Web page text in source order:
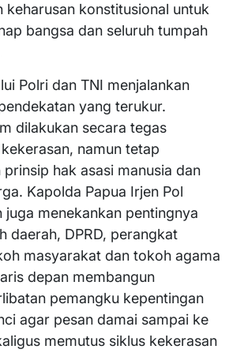
keharusan konstitusional untuk
bangsa dan seluruh tumpah
Polri dan TNI menjalankan
yang terukur.
dilakukan secara tegas
namun tetap
hak asasi manusia dan
Kapolda Papua Irjen Pol
juga menekankan pentingnya
daerah, DPRD, perangkat
masyarakat dan tokoh agama
depan membangun
pemangku kepentingan
agar pesan damai sampai ke
memutus siklus kekerasan